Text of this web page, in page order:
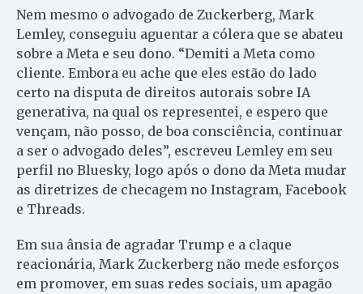
Nem mesmo o advogado de Zuckerberg, Mark
Lemley, conseguiu aguentar a cólera que se abateu
sobre a Meta e seu dono. “Demiti a Meta como
cliente. Embora eu ache que eles estão do lado
certo na disputa de direitos autorais sobre IA
generativa, na qual os representei, e espero que
vençam, não posso, de boa consciência, continuar
a ser o advogado deles”, escreveu Lemley em seu
perfil no Bluesky, logo após o dono da Meta mudar
as diretrizes de checagem no Instagram, Facebook
e Threads.
Em sua ânsia de agradar Trump e a claque
reacionária, Mark Zuckerberg não mede esforços
em promover, em suas redes sociais, um apagão